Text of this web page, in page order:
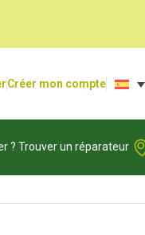
Créer mon compte
? Trouver un réparateur